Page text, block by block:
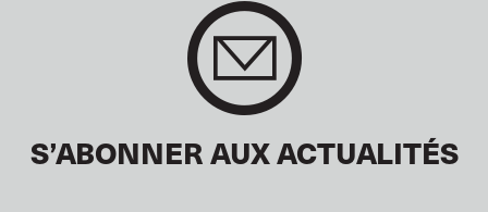
S’ABONNER AUX ACTUALITÉS